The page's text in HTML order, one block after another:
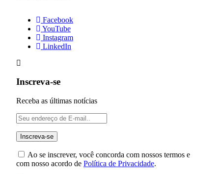
Facebook
YouTube
Instagram
LinkedIn
Inscreva-se
Receba as últimas notícias
Ao se inscrever, você concorda com nossos termos e
com nosso acordo de Política de Privacidade.